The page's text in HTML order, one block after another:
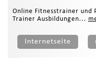
Online Fitnesstrainer und
Trainer Ausbildungen...
Internetseite